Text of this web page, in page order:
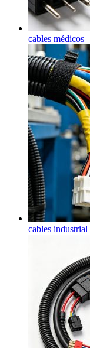
cables médicos
cables industrial